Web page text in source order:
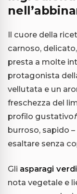
Il cuore della
carnoso,
presta a molte
protagonista
vellutata e un
freschezza del
profilo gustativo
burroso, sapido
esaltare senza
Gli asparagi verdi
nota vegetale e